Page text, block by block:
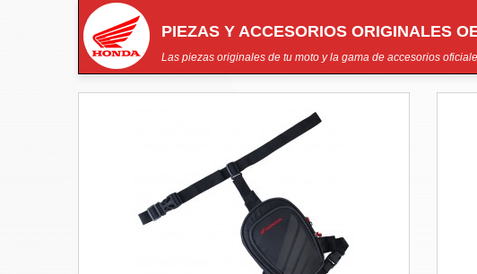
PIEZAS Y ACCESORIOS ORIGINALES
Las piezas originales de tu moto y la gama de accesorios